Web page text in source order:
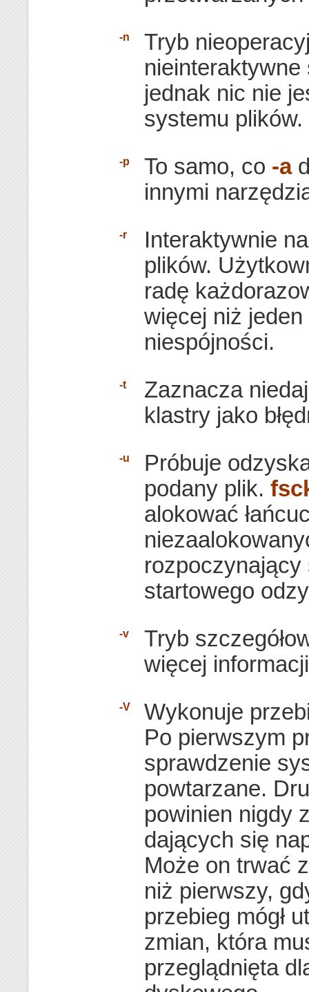
-n
Tryb
nieinteraktywne
jednak nic nie
systemu plików.
-p To samo, co -a
innymi
-r
Interaktywnie
plików.
radę
więcej niż
niespójności.
-t
Zaznacza
klastry jako
-u
Próbuje
podany plik.
alokować
startowego
-v
Tryb
więcej
-V
Wykonuje
Po pierwszym
sprawdzenie
powtarzane.
powinien nigdy
dających się
Może on trwać
niż pierwszy,
przebieg mógł
zmian, która
przeglądnięta